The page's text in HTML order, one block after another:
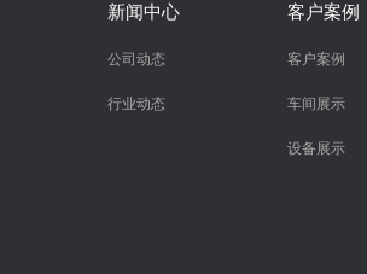
新闻中心 客户案例
公司动态
行业动态
客户案例
车间展示
设备展示